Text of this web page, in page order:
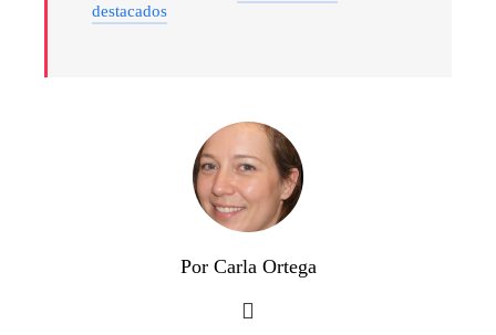
destacados
Por Carla Ortega